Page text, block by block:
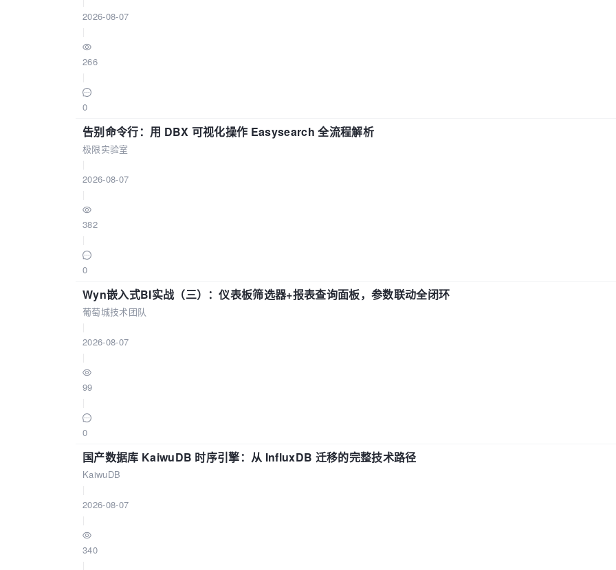
2026-08-07
266
0
告别命令行：用 DBX 可视化操作 Easysearch 全流程解析
极限实验室
2026-08-07
382
0
Wyn嵌入式BI实战（三）：仪表板筛选器+报表查询面板，参数联动全闭环
葡萄城技术团队
2026-08-07
99
0
国产数据库 KaiwuDB 时序引擎：从 InfluxDB 迁移的完整技术路径
KaiwuDB
2026-08-07
340